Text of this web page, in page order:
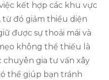
kết hợp các khu vực
đó giảm thiểu diện
được sự thoải mái và
không thể thiếu là
gia tư vấn xây
thể giúp bạn tránh